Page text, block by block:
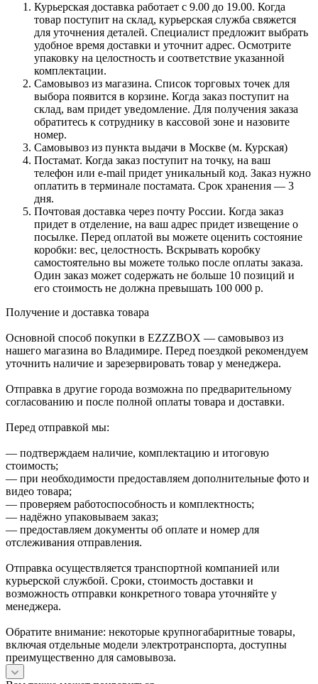
Курьерская доставка работает с 9.00 до 19.00. Когда
товар поступит на склад, курьерская служба свяжется
для уточнения деталей. Специалист предложит выбрать
удобное время доставки и уточнит адрес. Осмотрите
упаковку на целостность и соответствие указанной
комплектации.
Самовывоз из магазина. Список торговых точек для
выбора появится в корзине. Когда заказ поступит на
склад, вам придет уведомление. Для получения заказа
обратитесь к сотруднику в кассовой зоне и назовите
номер.
Самовывоз из пункта выдачи в Москве (м. Курская)
Постамат. Когда заказ поступит на точку, на ваш
телефон или e-mail придет уникальный код. Заказ нужно
оплатить в терминале постамата. Срок хранения — 3
дня.
Почтовая доставка через почту России. Когда заказ
придет в отделение, на ваш адрес придет извещение о
посылке. Перед оплатой вы можете оценить состояние
коробки: вес, целостность. Вскрывать коробку
самостоятельно вы можете только после оплаты заказа.
Один заказ может содержать не больше 10 позиций и
его стоимость не должна превышать 100 000 р.
Получение и доставка товара
Основной способ покупки в EZZZBOX — самовывоз из
нашего магазина во Владимире. Перед поездкой рекомендуем
уточнить наличие и зарезервировать товар у менеджера.
Отправка в другие города возможна по предварительному
согласованию и после полной оплаты товара и доставки.
Перед отправкой мы:
— подтверждаем наличие, комплектацию и итоговую
стоимость;
— при необходимости предоставляем дополнительные фото и
видео товара;
— проверяем работоспособность и комплектность;
— надёжно упаковываем заказ;
— предоставляем документы об оплате и номер для
отслеживания отправления.
Отправка осуществляется транспортной компанией или
курьерской службой. Сроки, стоимость доставки и
возможность отправки конкретного товара уточняйте у
менеджера.
Обратите внимание: некоторые крупногабаритные товары,
включая отдельные модели электротранспорта, доступны
преимущественно для самовывоза.